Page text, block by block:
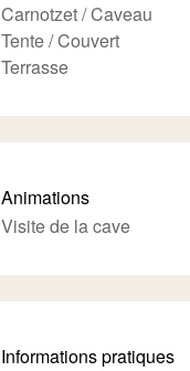
Carnotzet / Caveau
Tente / Couvert
Terrasse
Animations
Visite de la cave
Informations pratiques